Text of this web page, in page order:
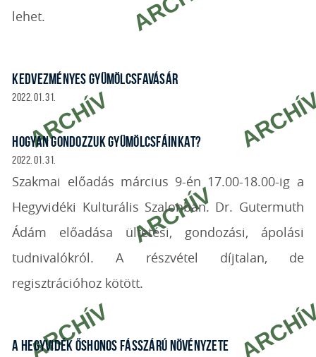
lehet.
KEDVEZMÉNYES GYÜMÖLCSFAVÁSÁR
2022. 01. 31.
HOGYAN GONDOZZUK GYÜMÖLCSFÁINKAT?
2022. 01. 31.
Szakmai előadás március 9-én 17.00-18.00-ig a
Hegyvidéki Kulturális Szalonban. Dr. Gutermuth
Ádám előadása ültetési, gondozási, ápolási
tudnivalókról. A részvétel díjtalan, de
regisztrációhoz kötött.
A HEGYVIDÉK ŐSHONOS FÁSSZÁRÚ NÖVÉNYZETE